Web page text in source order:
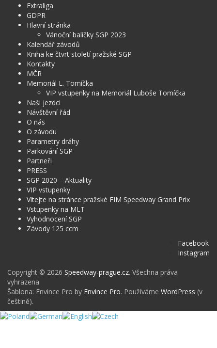
Extraliga
GDPR
Hlavní stránka
Vánoční balíčky SGP 2023
Kalendář závodů
Kniha ke čtvrt století pražské SGP
Kontakty
MČR
Memoriál L. Tomíčka
VIP vstupenky na Memoriál Luboše Tomíčka
Naši jezdci
Návštěvní řád
O nás
O závodu
Parametry dráhy
Parkování SGP
Partneři
PRESS
SGP 2020 – Aktuality
VIP vstupenky
Vítejte na stránce pražské FIM Speedway Grand Prix
Vstupenky na MLT
Vyhodnocení SGP
Závody 125 ccm
Facebook
Instagram
Copyright © 2026 Speedway-prague.cz. Všechna práva
vyhrazena
Šablona: Envince Pro by Envince Pro. Používáme WordPress (v
češtině).